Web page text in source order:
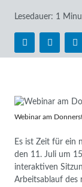
Lesedauer: 1
Webinar am
Es ist Zeit für ein
den 11. Juli um
interaktiven
Arbeitsablauf des